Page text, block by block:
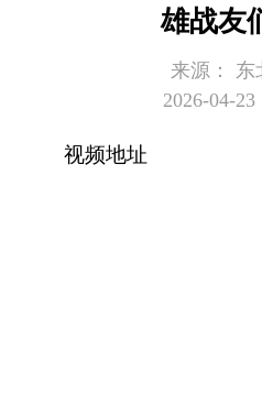
雄战友
来源：
东
2026-04-23
视频地址